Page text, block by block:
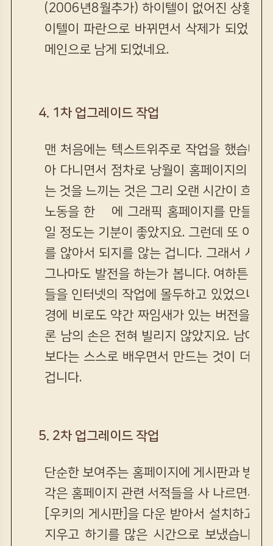
(2006년8월추가) 하이텔이 없어진 상황에
이텔이 파란으로 바뀌면서 삭제가 되었던
메인으로 남게 되었네요.
4. 1차 업그레이드 작업
맨 처음에는 텍스트위주로 작업을 했습니
아 다니면서 점차로 낭월이 홈페이지의 수
는 것을 느끼는 것은 그리 오랜 시간이 흐르
노동을 한 긑에 그래픽 홈페이지를 만들었
일 정도는 기분이 좋았지요. 그런데 또 이번
를 않아서 되지를 않는 겁니다. 그래서 시행
그나마도 발전을 하는가 봅니다. 여하튼 당
들을 인터넷의 작업에 몰두하고 있었으니
경에 비로도 약간 짜임새가 있는 버전을 선
론 남의 손은 전혀 빌리지 않았지요. 남에
보다는 스스로 배우면서 만드는 것이 더 재
겁니다.
5. 2차 업그레이드 작업
단순한 보여주는 홈페이지에 게시판과 방명
각은 홈페이지 관련 서적들을 사 나르면서
[우키의 게시판]을 다운 받아서 설치하고
지우고 하기를 많은 시간으로 보냈습니다.